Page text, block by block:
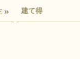
» 建て得